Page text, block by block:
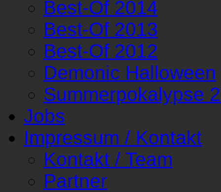
Best-Of 2014
Best-Of 2013
Best-Of 2012
Demonic Halloween
Summerpokalypse
Jobs
Impressum / Kontakt
Kontakt / Team
Partner